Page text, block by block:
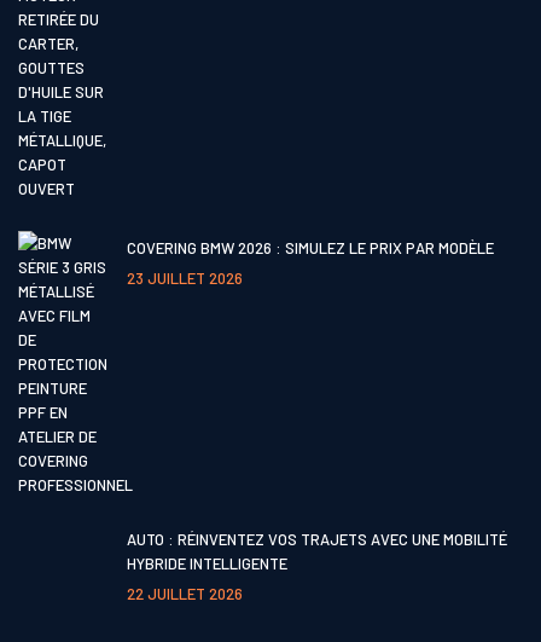
COVERING BMW 2026 : SIMULEZ LE PRIX PAR MODÈLE
23 JUILLET 2026
AUTO : RÉINVENTEZ VOS TRAJETS AVEC UNE MOBILITÉ
HYBRIDE INTELLIGENTE
22 JUILLET 2026